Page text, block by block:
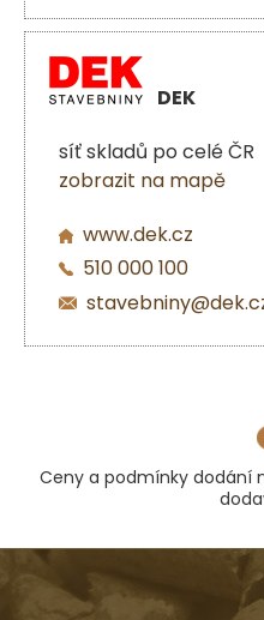
DEK
síť skladů po celé ČR
zobrazit na mapě
www.dek.cz
510 000 100
Ceny a podmínky dodání